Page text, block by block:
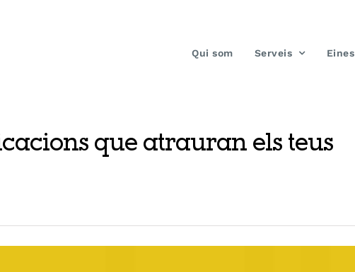
Qui som Serveis Eines
que atrauran els teus